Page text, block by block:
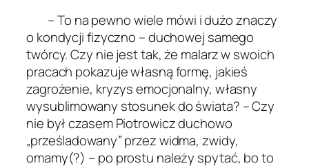
– To na pewno wiele mówi i dużo znaczy
o kondycji fizyczno – duchowej samego
twórcy. Czy nie jest tak, że malarz w swoich
pracach pokazuje własną formę, jakieś
zagrożenie, kryzys emocjonalny, własny
wysublimowany stosunek do świata? – Czy
nie był czasem Piotrowicz duchowo
„prześladowany” przez widma, zwidy,
omamy(?) – po prostu należy spytać, bo to